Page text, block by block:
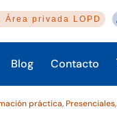
Área privada LOPD
Blog Contacto
práctica Presenciales